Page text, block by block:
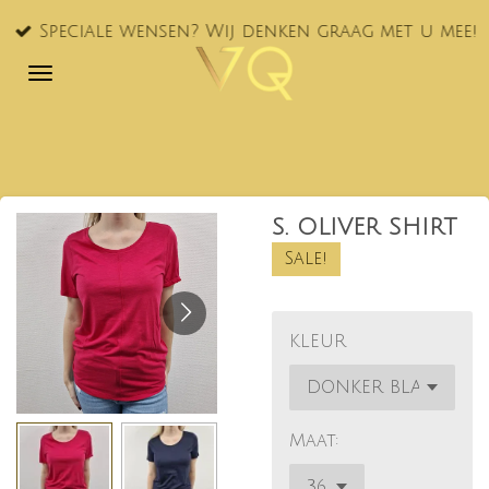
Ga
naar
Speciale wensen? Wij denken graag met u mee!
S. OLIVER SHIRT
Sale!
KLEUR
Maat: